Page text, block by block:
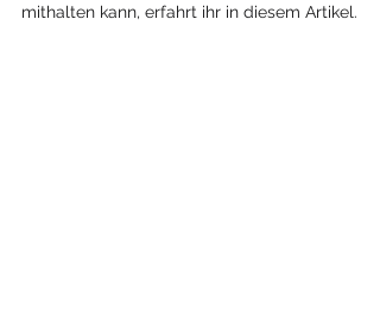
mithalten kann, erfahrt ihr in diesem Artikel.